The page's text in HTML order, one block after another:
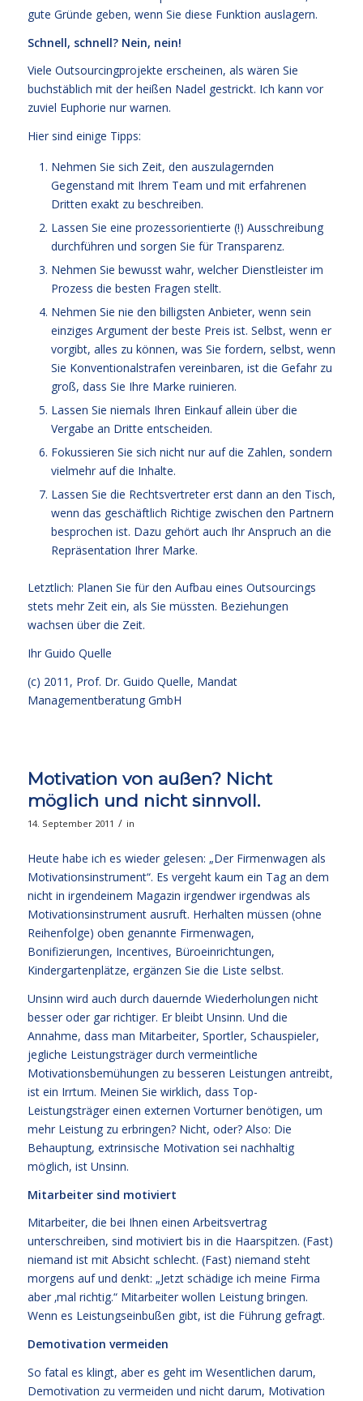
gute Gründe geben, wenn Sie diese Funktion auslagern.
Schnell, schnell? Nein, nein!
Viele Outsourcingprojekte erscheinen, als wären Sie
buchstäblich mit der heißen Nadel gestrickt. Ich kann vor
zuviel Euphorie nur warnen.
Hier sind einige Tipps:
Nehmen Sie sich Zeit, den auszulagernden
Gegenstand mit Ihrem Team und mit erfahrenen
Dritten exakt zu beschreiben.
Lassen Sie eine prozessorientierte (!) Ausschreibung
durchführen und sorgen Sie für Transparenz.
Nehmen Sie bewusst wahr, welcher Dienstleister im
Prozess die besten Fragen stellt.
Nehmen Sie nie den billigsten Anbieter, wenn sein
einziges Argument der beste Preis ist. Selbst, wenn er
vorgibt, alles zu können, was Sie fordern, selbst, wenn
Sie Konventionalstrafen vereinbaren, ist die Gefahr zu
groß, dass Sie Ihre Marke ruinieren.
Lassen Sie niemals Ihren Einkauf allein über die
Vergabe an Dritte entscheiden.
Fokussieren Sie sich nicht nur auf die Zahlen, sondern
vielmehr auf die Inhalte.
Lassen Sie die Rechtsvertreter erst dann an den Tisch,
wenn das geschäftlich Richtige zwischen den Partnern
besprochen ist. Dazu gehört auch Ihr Anspruch an die
Repräsentation Ihrer Marke.
Letztlich: Planen Sie für den Aufbau eines Outsourcings
stets mehr Zeit ein, als Sie müssten. Beziehungen
wachsen über die Zeit.
Ihr Guido Quelle
(c) 2011, Prof. Dr. Guido Quelle, Mandat
Managementberatung GmbH
Motivation von außen? Nicht
möglich und nicht sinnvoll.
14. September 2011 / in
Heute habe ich es wieder gelesen: „Der Firmenwagen als
Motivationsinstrument“. Es vergeht kaum ein Tag an dem
nicht in irgendeinem Magazin irgendwer irgendwas als
Motivationsinstrument ausruft. Herhalten müssen (ohne
Reihenfolge) oben genannte Firmenwagen,
Bonifizierungen, Incentives, Büroeinrichtungen,
Kindergartenplätze, ergänzen Sie die Liste selbst.
Unsinn wird auch durch dauernde Wiederholungen nicht
besser oder gar richtiger. Er bleibt Unsinn. Und die
Annahme, dass man Mitarbeiter, Sportler, Schauspieler,
jegliche Leistungsträger durch vermeintliche
Motivationsbemühungen zu besseren Leistungen antreibt,
ist ein Irrtum. Meinen Sie wirklich, dass Top-
Leistungsträger einen externen Vorturner benötigen, um
mehr Leistung zu erbringen? Nicht, oder? Also: Die
Behauptung, extrinsische Motivation sei nachhaltig
möglich, ist Unsinn.
Mitarbeiter sind motiviert
Mitarbeiter, die bei Ihnen einen Arbeitsvertrag
unterschreiben, sind motiviert bis in die Haarspitzen. (Fast)
niemand ist mit Absicht schlecht. (Fast) niemand steht
morgens auf und denkt: „Jetzt schädige ich meine Firma
aber ‚mal richtig.“ Mitarbeiter wollen Leistung bringen.
Wenn es Leistungseinbußen gibt, ist die Führung gefragt.
Demotivation vermeiden
So fatal es klingt, aber es geht im Wesentlichen darum,
Demotivation zu vermeiden und nicht darum, Motivation